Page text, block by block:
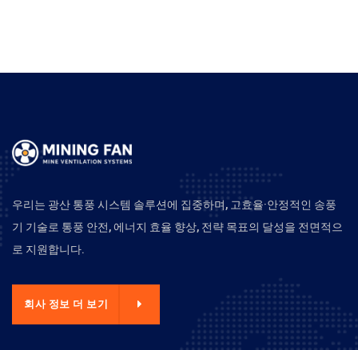
우리는 광산 통풍 시스템 솔루션에 집중하며, 고효율·안정적인 송풍
기 기술로 통풍 안전, 에너지 효율 향상, 전략 목표의 달성을 전면적으
로 지원합니다.
회사 정보 더 보기